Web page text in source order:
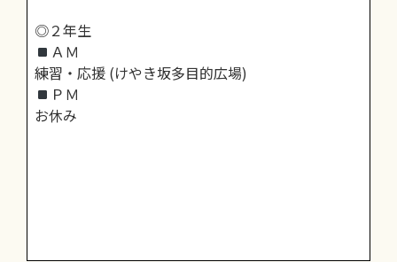
◎２年生
ＡＭ
練習・応援 (けやき坂多目的広場)
ＰＭ
お休み